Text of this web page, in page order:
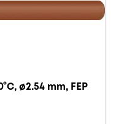
ø2.54 mm, FEP